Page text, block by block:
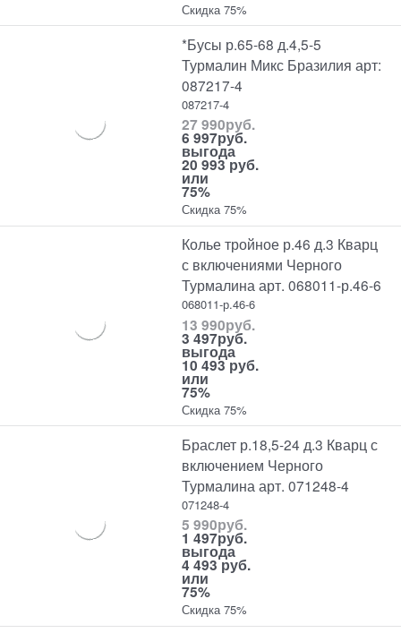
Скидка 75%
*Бусы р.65-68 д.4,5-5
Турмалин Микс Бразилия арт:
087217-4
087217-4
27 990руб.
6 997руб.
выгода
20 993 руб.
или
75%
Скидка 75%
Колье тройное р.46 д.3 Кварц
с включениями Черного
Турмалина арт. 068011-р.46-6
068011-р.46-6
13 990руб.
3 497руб.
выгода
10 493 руб.
или
75%
Скидка 75%
Браслет р.18,5-24 д.3 Кварц с
включением Черного
Турмалина арт. 071248-4
071248-4
5 990руб.
1 497руб.
выгода
4 493 руб.
или
75%
Скидка 75%